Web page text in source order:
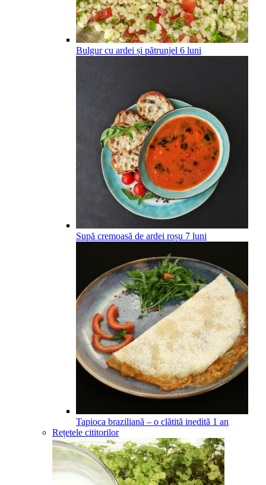
Bulgur cu ardei și pătrunjel 6 luni
Supă cremoasă de ardei roșu 7 luni
Tapioca braziliană – o clătită inedită 1 an
Rețetele cititorilor